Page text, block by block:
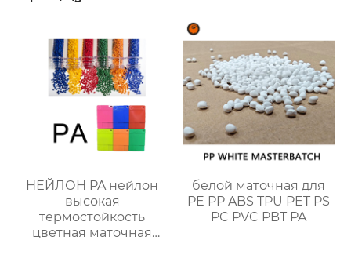
НЕЙЛОН PA нейлон
высокая
термостойкость
цветная маточная
белой маточная для
PE PP ABS TPU PET PS
PC PVC PBT PA